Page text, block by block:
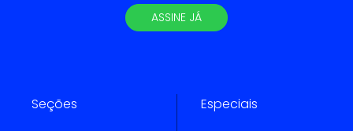
ASSINE JÁ
Seções Especiais